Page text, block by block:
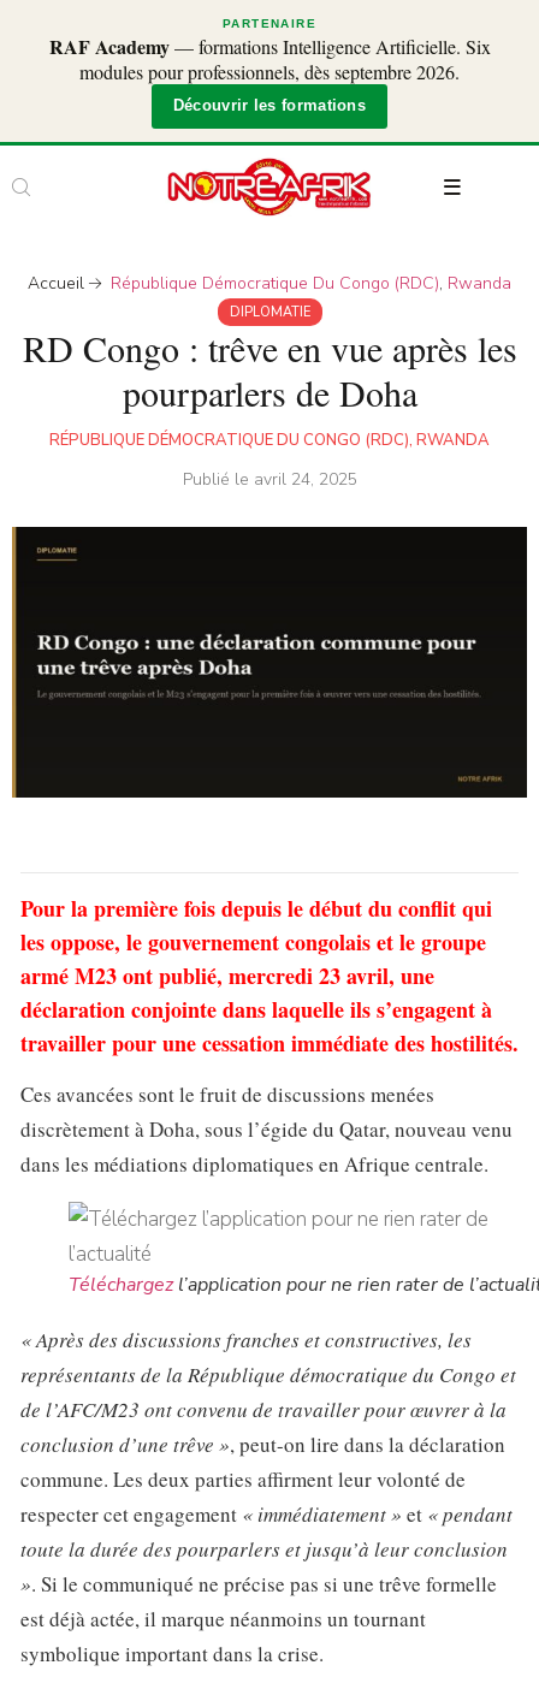
PARTENAIRE
RAF Academy— formations Intelligence Artificielle. Six
modules pour professionnels, dès septembre 2026.
Découvrir les formations
Accueil République Démocratique Du Congo (RDC), Rwanda
DIPLOMATIE
RD Congo : trêve en vue après les
pourparlers de Doha
RÉPUBLIQUE DÉMOCRATIQUE DU CONGO (RDC), RWANDA
Publié le avril 24, 2025
Pour la première fois depuis le début du conflit qui
les oppose, le gouvernement congolais et le groupe
armé M23 ont publié, mercredi 23 avril, une
déclaration conjointe dans laquelle ils s’engagent à
travailler pour une cessation immédiate des hostilités.
Ces avancées sont le fruit de discussions menées
discrètement à Doha, sous l’égide du Qatar, nouveau venu
dans les médiations diplomatiques en Afrique centrale.
Téléchargezl’application pour ne rien rater de
« Après des discussions franches et constructives, les
représentants de la République démocratique du Congo et
de l’AFC/M23 ont convenu de travailler pour œuvrer à la
conclusion d’une trêve », peut-on lire dans la déclaration
commune. Les deux parties affirment leur volonté de
respecter cet engagement « immédiatement » et « pendant
toute la durée des pourparlers et jusqu’à leur conclusion
». Si le communiqué ne précise pas si une trêve formelle
est déjà actée, il marque néanmoins un tournant
symbolique important dans la crise.